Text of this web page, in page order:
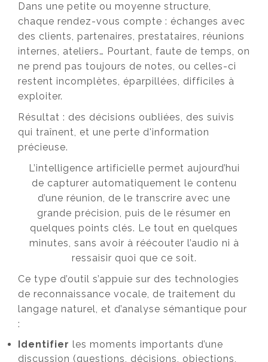
Dans une petite ou moyenne structure,
chaque rendez-vous compte : échanges avec
des clients, partenaires, prestataires, réunions
internes, ateliers… Pourtant, faute de temps, on
ne prend pas toujours de notes, ou celles-ci
restent incomplètes, éparpillées, difficiles à
exploiter.
Résultat : des décisions oubliées, des suivis
qui traînent, et une perte d'information
précieuse.
L’intelligence artificielle permet aujourd’hui
de capturer automatiquement le contenu
d’une réunion, de le transcrire avec une
grande précision, puis de le résumer en
quelques points clés. Le tout en quelques
minutes, sans avoir à réécouter l’audio ni à
ressaisir quoi que ce soit.
Ce type d’outil s’appuie sur des technologies
de reconnaissance vocale, de traitement du
langage naturel, et d’analyse sémantique pour
:
Identifier les moments importants d’une
discussion (questions, décisions, objections,